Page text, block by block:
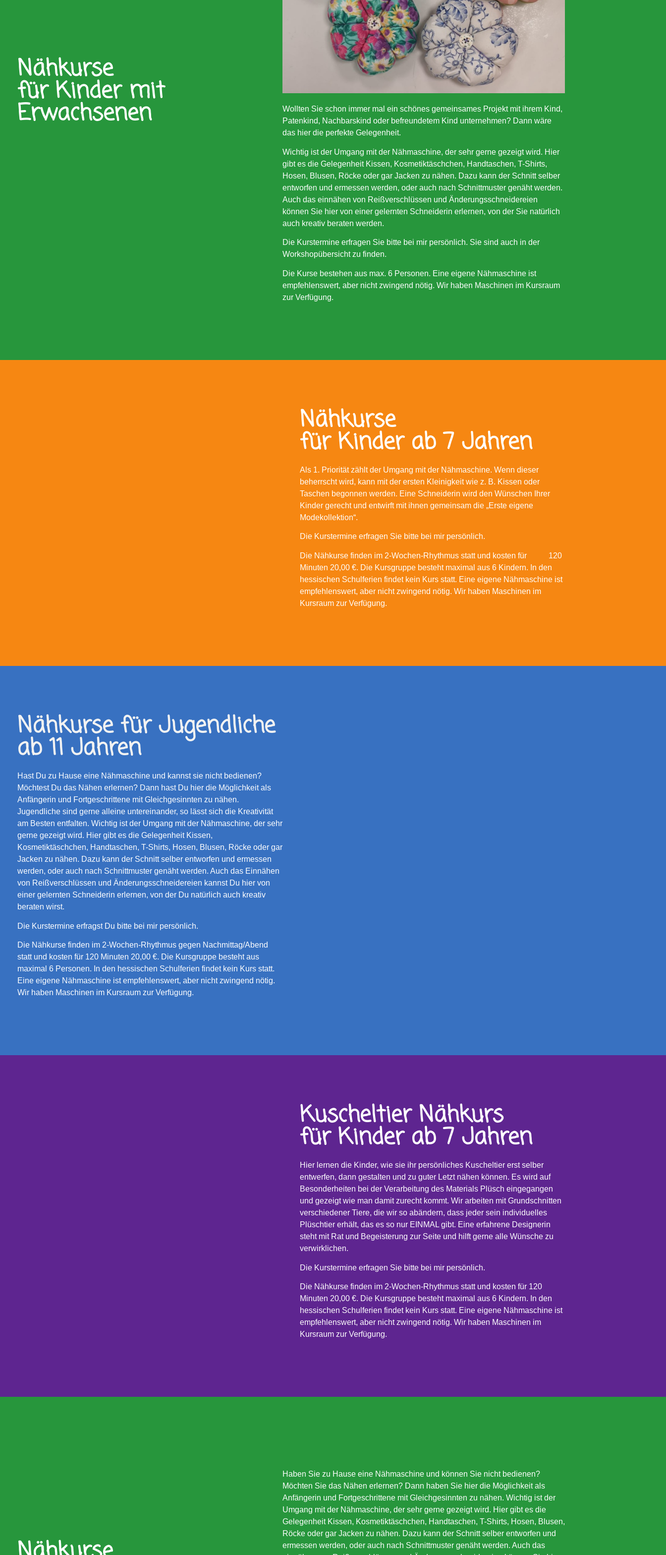
Nähkurse
für Kinder mit
Erwachsenen
Wollten Sie schon immer mal ein schönes gemeinsames Projekt mit ihrem Kind,
Patenkind, Nachbarskind oder befreundetem Kind unternehmen? Dann wäre
das hier die perfekte Gelegenheit.
Wichtig ist der Umgang mit der Nähmaschine, der sehr gerne gezeigt wird. Hier
gibt es die Gelegenheit Kissen, Kosmetiktäschchen, Handtaschen, T-Shirts,
Hosen, Blusen, Röcke oder gar Jacken zu nähen. Dazu kann der Schnitt selber
entworfen und ermessen werden, oder auch nach Schnittmuster genäht werden.
Auch das einnähen von Reißverschlüssen und Änderungsschneidereien
können Sie hier von einer gelernten Schneiderin erlernen, von der Sie natürlich
auch kreativ beraten werden.
Die Kurstermine erfragen Sie bitte bei mir persönlich. Sie sind auch in der
Workshopübersicht zu finden.
Die Kurse bestehen aus max. 6 Personen. Eine eigene Nähmaschine ist
empfehlenswert, aber nicht zwingend nötig. Wir haben Maschinen im Kursraum
zur Verfügung.
Nähkurse
für Kinder ab 7 Jahren
Als 1. Priorität zählt der Umgang mit der Nähmaschine. Wenn dieser
beherrscht wird, kann mit der ersten Kleinigkeit wie z. B. Kissen oder
Taschen begonnen werden. Eine Schneiderin wird den Wünschen Ihrer
Kinder gerecht und entwirft mit ihnen gemeinsam die „Erste eigene
Modekollektion“.
Die Kurstermine erfragen Sie bitte bei mir persönlich.
Die Nähkurse finden im 2-Wochen-Rhythmus statt und kosten für 120
Minuten 20,00 €. Die Kursgruppe besteht maximal aus 6 Kindern. In den
hessischen Schulferien findet kein Kurs statt. Eine eigene Nähmaschine ist
empfehlenswert, aber nicht zwingend nötig. Wir haben Maschinen im
Kursraum zur Verfügung.
Nähkurse für Jugendliche
ab 11 Jahren
Hast Du zu Hause eine Nähmaschine und kannst sie nicht bedienen?
Möchtest Du das Nähen erlernen? Dann hast Du hier die Möglichkeit als
Anfängerin und Fortgeschrittene mit Gleichgesinnten zu nähen.
Jugendliche sind gerne alleine untereinander, so lässt sich die Kreativität
am Besten entfalten. Wichtig ist der Umgang mit der Nähmaschine, der sehr
gerne gezeigt wird. Hier gibt es die Gelegenheit Kissen,
Kosmetiktäschchen, Handtaschen, T-Shirts, Hosen, Blusen, Röcke oder gar
Jacken zu nähen. Dazu kann der Schnitt selber entworfen und ermessen
werden, oder auch nach Schnittmuster genäht werden. Auch das Einnähen
von Reißverschlüssen und Änderungsschneidereien kannst Du hier von
einer gelernten Schneiderin erlernen, von der Du natürlich auch kreativ
beraten wirst.
Die Kurstermine erfragst Du bitte bei mir persönlich.
Die Nähkurse finden im 2-Wochen-Rhythmus gegen Nachmittag/Abend
statt und kosten für 120 Minuten 20,00 €. Die Kursgruppe besteht aus
maximal 6 Personen. In den hessischen Schulferien findet kein Kurs statt.
Eine eigene Nähmaschine ist empfehlenswert, aber nicht zwingend nötig.
Wir haben Maschinen im Kursraum zur Verfügung.
Kuscheltier Nähkurs
für Kinder ab 7 Jahren
Hier lernen die Kinder, wie sie ihr persönliches Kuscheltier erst selber
entwerfen, dann gestalten und zu guter Letzt nähen können. Es wird auf
Besonderheiten bei der Verarbeitung des Materials Plüsch eingegangen
und gezeigt wie man damit zurecht kommt. Wir arbeiten mit Grundschnitten
verschiedener Tiere, die wir so abändern, dass jeder sein individuelles
Plüschtier erhält, das es so nur EINMAL gibt. Eine erfahrene Designerin
steht mit Rat und Begeisterung zur Seite und hilft gerne alle Wünsche zu
verwirklichen.
Die Kurstermine erfragen Sie bitte bei mir persönlich.
Die Nähkurse finden im 2-Wochen-Rhythmus statt und kosten für 120
Minuten 20,00 €. Die Kursgruppe besteht maximal aus 6 Kindern. In den
hessischen Schulferien findet kein Kurs statt. Eine eigene Nähmaschine ist
empfehlenswert, aber nicht zwingend nötig. Wir haben Maschinen im
Kursraum zur Verfügung.
Haben Sie zu Hause eine Nähmaschine und können Sie nicht bedienen?
Möchten Sie das Nähen erlernen? Dann haben Sie hier die Möglichkeit als
Anfängerin und Fortgeschrittene mit Gleichgesinnten zu nähen. Wichtig ist der
Umgang mit der Nähmaschine, der sehr gerne gezeigt wird. Hier gibt es die
Gelegenheit Kissen, Kosmetiktäschchen, Handtaschen, T-Shirts, Hosen, Blusen,
Röcke oder gar Jacken zu nähen. Dazu kann der Schnitt selber entworfen und
ermessen werden, oder auch nach Schnittmuster genäht werden. Auch das